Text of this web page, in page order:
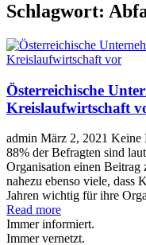
Schlagwort:
Österreichische
Kreislaufwirtschaft
admin März 2, 2021 Keine
88% der Befragten sind
Organisation einen
nahezu ebenso viele, dass
Jahren wichtig für ihre
Read more
Immer informiert.
Immer vernetzt.